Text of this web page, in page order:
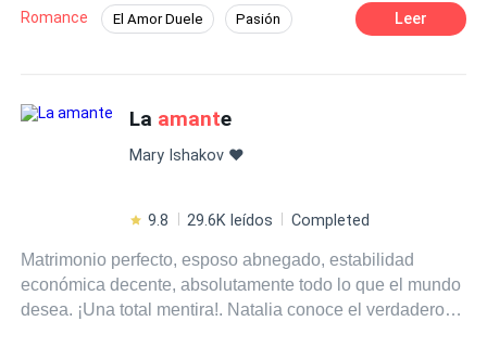
pagaran sus honorarios, le propone cancelar la deuda
con su cuerpo. ¿Pero cuántas veces debía Selene
Urdiales, quien estaba decidido a mantenerla siendo su
Romance El Amor Duele Pasión
Infidelidad Doctor CEO
Leer
La amante
Mary Ishakov ❤️
9.8 29.6K leídos Completed
Matrimonio perfecto, esposo abnegado, estabilidad
económica decente, absolutamente todo lo que el mundo
desea. ¡Una total mentira!. Natalia conoce el verdadero